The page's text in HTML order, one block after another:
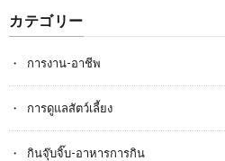
カテゴリー
การงาน-อาชีพ
การดูแลสัตว์เลี้ยง
กินจุ๊บจิ๊บ-อาหารการกิน